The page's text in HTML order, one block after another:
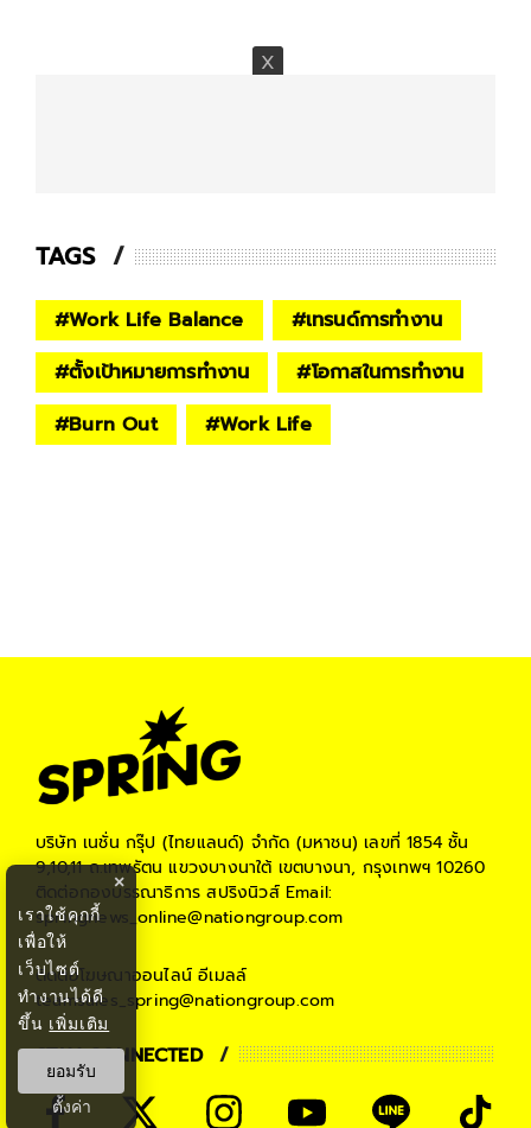
TAGS
#Work Life Balance #เทรนด์การทำงาน
#ตั้งเป้าหมายการทำงาน #โอกาสในการทำงาน
#Burn Out #Work Life
บริษัท เนชั่น กรุ๊ป (ไทยแลนด์) จำกัด (มหาชน) เลขที่ 1854 ชั้น
9,10,11 ถ.เทพรัตน แขวงบางนาใต้ เขตบางนา, กรุงเทพฯ 10260
ติดต่อกองบรรณาธิการ สปริงนิวส์Email:
springnews_online@nationgroup.com
ติดต่อโฆษณาออนไลน์ อีเมลล์
teamsales_spring@nationgroup.com
STAY CONNECTED
×
เราใช้คุกกี้
เพื่อให้
เว็บไซต์
ทำงานได้ดี
ขึ้น เพิ่มเติม
ยอมรับ
ตั้งค่า